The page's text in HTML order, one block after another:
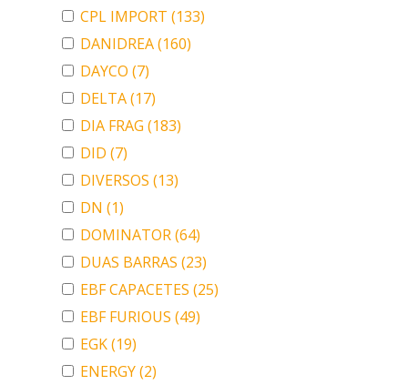
CPL IMPORT (133)
DANIDREA(160)
DAYCO (7)
DELTA(17)
DIA FRAG (183)
DID (7)
DIVERSOS (13)
DN (1)
DOMINATOR(64)
DUAS BARRAS (23)
EBF CAPACETES (25)
EBF FURIOUS (49)
EGK(19)
ENERGY(2)